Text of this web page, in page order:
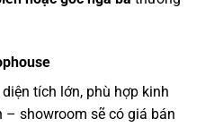
diện tích lớn, phù hợp kinh
showroom sẽ có giá bán